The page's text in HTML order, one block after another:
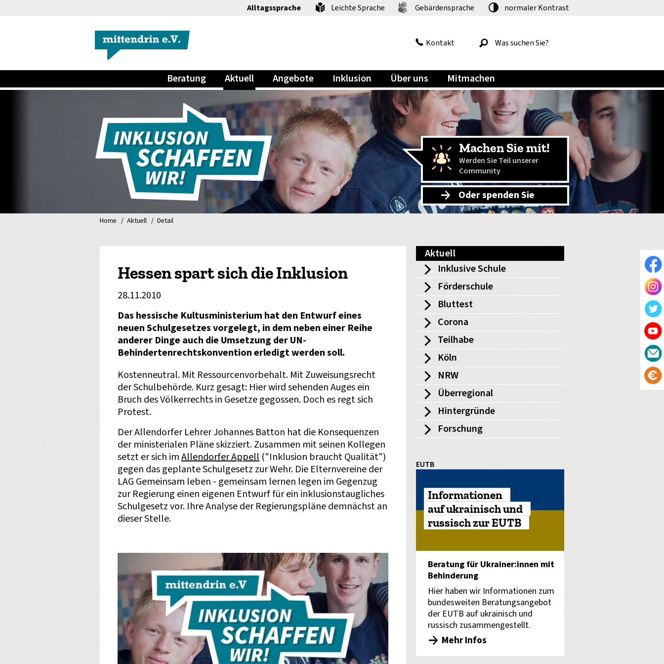
Alltagssprache Leichte Sprache Gebärdensprache normalerKontrast
Kontakt
Beratung Aktuell Angebote Inklusion Über uns Mitmachen
Machen Sie mit!
Werden Sie Teil unserer
Community
Oder spenden Sie
Home Aktuell Detail
Hessen spart sich die Inklusion
28.11.2010
Das hessische Kultusministerium hat den Entwurf eines
neuen Schulgesetzes vorgelegt, in dem neben einer Reihe
anderer Dinge auch die Umsetzung der UN-
Behindertenrechtskonvention erledigt werden soll.
Kostenneutral. Mit Ressourcenvorbehalt. Mit Zuweisungsrecht
der Schulbehörde. Kurz gesagt: Hier wird sehenden Auges ein
Bruch des Völkerrechts in Gesetze gegossen. Doch es regt sich
Protest.
Der Allendorfer Lehrer Johannes Batton hat die Konsequenzen
der ministerialen Pläne skizziert. Zusammen mit seinen Kollegen
setzt er sich imAllendorfer Appell ("Inklusion braucht Qualität")
gegen das geplante Schulgesetz zur Wehr. Die Elternvereine der
LAG Gemeinsam leben - gemeinsam lernen legen im Gegenzug
zur Regierung einen eigenen Entwurf für ein inklusionstaugliches
Schulgesetz vor. Ihre Analyse der Regierungspläne demnächst an
dieser Stelle.
Aktuell
Inklusive Schule
Förderschule
Bluttest
Corona
Teilhabe
Köln
NRW
Überregional
Hintergründe
Forschung
EUTB
Informationen
auf ukrainisch und
russisch zur EUTB
Beratung für Ukrainer:innen mit
Behinderung
Hier haben wir Informationen zum
bundesweiten Beratungsangebot
der EUTB auf ukrainisch und
russisch zusammengestellt.
Mehr Infos